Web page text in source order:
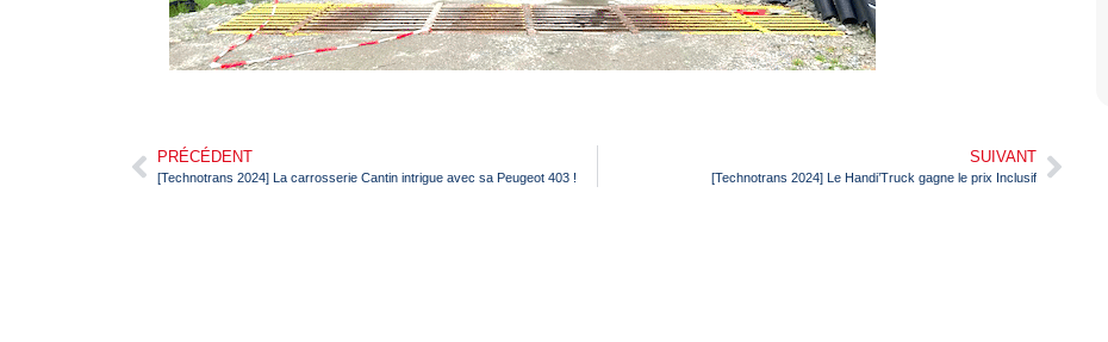
PRÉCÉDENT
[Technotrans 2024] La carrosserie Cantin intrigue avec sa Peugeot 403 !
SUIVANT
[Technotrans 2024] Le Handi’Truck gagne le prix Inclusif